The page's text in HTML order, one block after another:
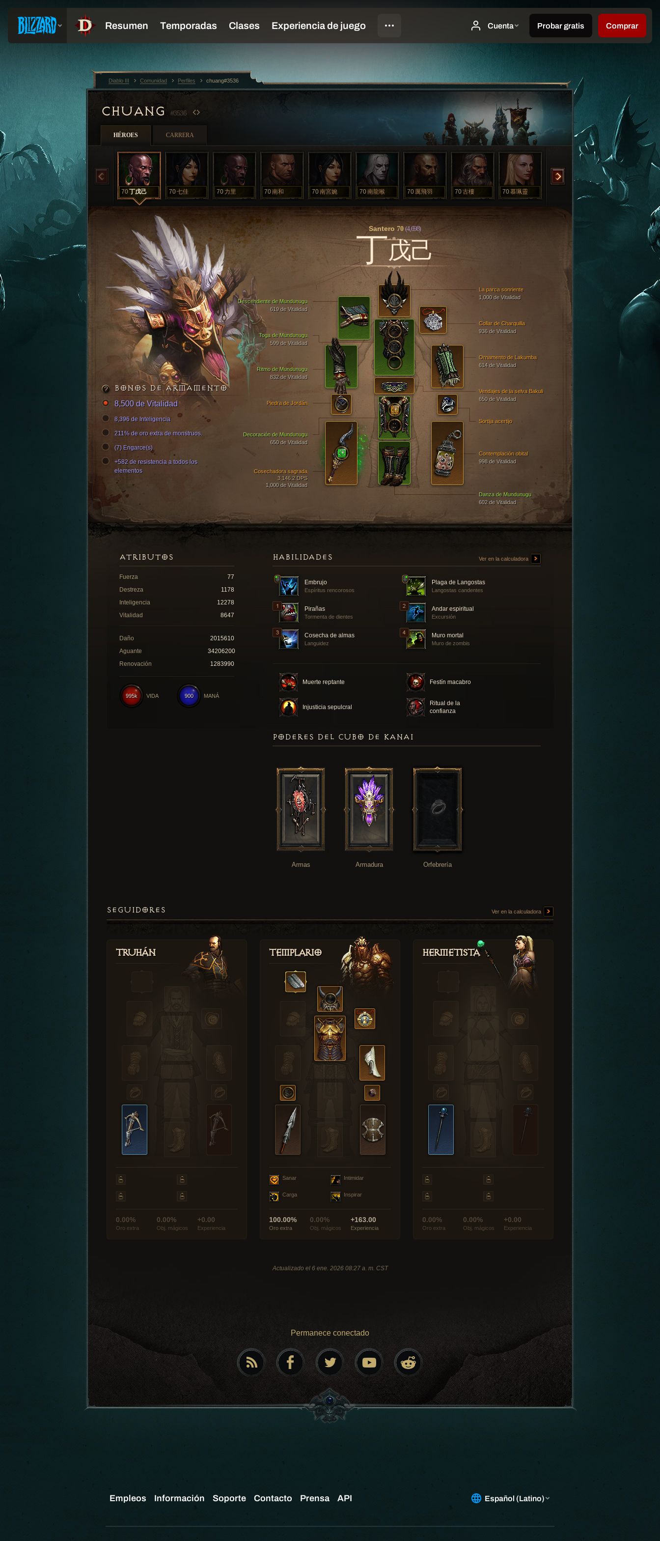
CHUANG #3536
HÉROES CARRERA
70丁戊己 70七佳 70 力里 70南和 70南宮婉 70南龍喉 70 厲飛羽 70古樓 70慕珮靈
Santero 70 (4,698)
丁戊己
La parca sonriente
1,000 de Vitalidad
Toga de Mundunugu
599 de Vitalidad
Danza de Mundunugu
602 de Vitalidad
Ritmo de Mundunugu
832 de Vitalidad
Descendiente de Mundunugu
619 de Vitalidad
Decoración de Mundunugu
650 de Vitalidad
Ornamento de Lakumba
614 de Vitalidad
Cosechadora sagrada
3,146.2 DPS
1,000 de Vitalidad
Contemplación obital
998 de Vitalidad
Vendajes de la selva Bakuli
650 de Vitalidad
Sortija acertijo
Piedra de Jordán
Collar de Charquilla
936 de Vitalidad
BONOS DE ARMAMENTO
8,500 de Vitalidad
8,396 de Inteligencia
211% de oro extra de monstruos.
(7) Engarce(s)
+582 de resistencia a todos los
elementos
HABILIDADES Ver en la calculadora
Embrujo
Espíritus rencorosos
Plaga de Langostas
Langostas candentes
Pirañas
Tormenta de dientes
Andar espiritual
Excursión
Cosecha de almas
Languidez
Muro mortal
Muro de zombis
Muerte reptante Festín macabro
Injusticia sepulcral
Ritual de la
confianza
ATRIBUTOS
Fuerza
77
Destreza
1178
Inteligencia
12278
Vitalidad
8647
Daño
2015610
Aguante
34206200
Renovación
1283990
900 MANÁ
995k VIDA
PODERES DEL CUBO DE KANAI
Armas Armadura Orfebrería
SEGUIDORES Ver en la calculadora
Truhán
0.00%
Oro extra
0.00%
Obj. mágicos
+0.00
Experiencia
Templario
Sanar Intimidar
Carga Inspirar
100.00%
Oro extra
0.00%
Obj. mágicos
+163.00
Experiencia
Hermetista
0.00%
Oro extra
0.00%
Obj. mágicos
+0.00
Experiencia
Actualizado el 6 ene. 2026 08:27 a. m. CST
Permanece conectado
Diablo III Comunidad Perfiles chuang#3536